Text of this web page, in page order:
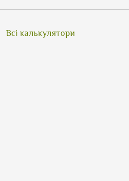
Всі калькулятори